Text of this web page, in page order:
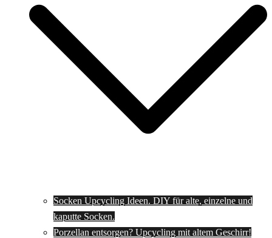
Socken Upcycling Ideen. DIY für alte, einzelne und
kaputte Socken.
Porzellan entsorgen? Upcycling mit altem Geschirr!